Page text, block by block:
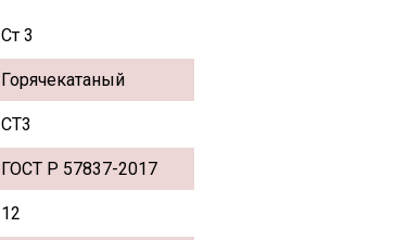
Ст 3
Горячекатаный
СТ3
ГОСТ Р 57837-2017
12